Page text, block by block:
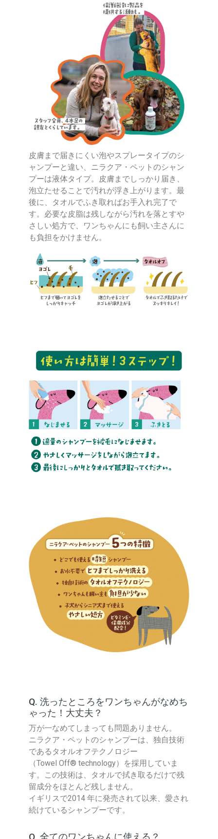
皮膚まで届きにくい泡やスプレータイプのシ
ャンプーと違い、ニラクア・ペットのシャン
プーは液体タイプ。皮膚までしっかり届き、
泡立たせることで汚れが浮き上がります。最
後に、タオルでふき取ればお手入れ完了で
す。必要な皮脂は残しながら汚れを落とすや
さしい処方で、ワンちゃんにも飼い主さんに
も負担をかけません。
Q. 洗ったところをワンちゃんがなめち
ゃった！大丈夫？
万が一なめてしまっても問題ありません。
ニラクア・ペットのシャンプーは、独自技術
であるタオルオフテクノロジー
（Towel Off® technology）を採用していま
す。この技術は、タオルで拭き取るだけで残
留成分をほとんど残しません。
イギリスで2014 年に発売されて以来、愛され
続けているシャンプーです。
Q. 全てのワンちゃんに使える？